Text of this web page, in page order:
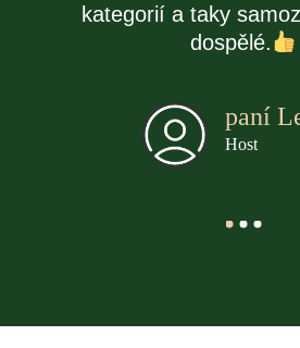
paní
Host
kategorií a taky
dospělé.